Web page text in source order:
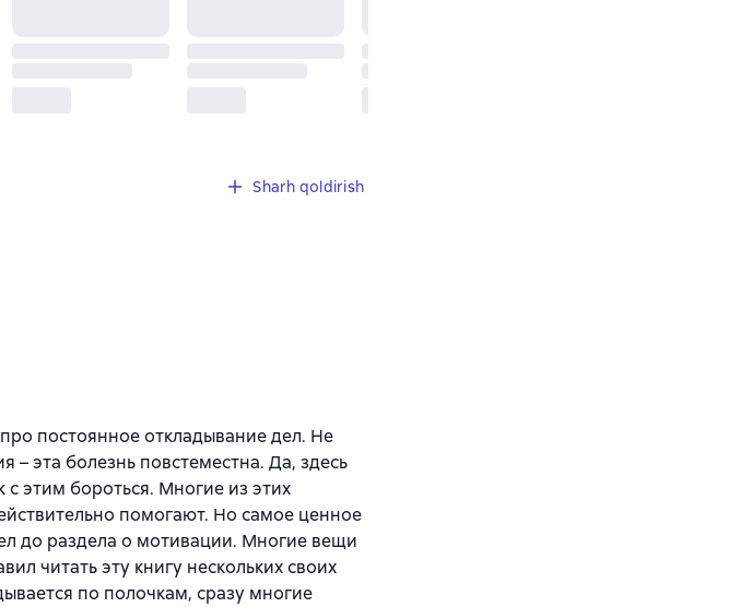
Sharh qoldirish
постоянное откладывание дел. Не
– эта болезнь повстеместна. Да, здесь
с этим бороться. Многие из этих
помогают. Но самое ценное
до раздела о мотивации. Многие вещи
читать эту книгу нескольких своих
по полочкам, сразу многие